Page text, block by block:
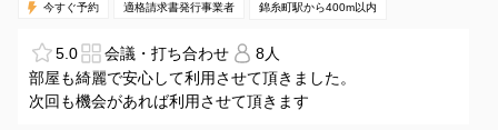
今すぐ予約 適格請求書発行事業者 錦糸町駅から400m以内
5.0 会議・打ち合わせ
8人
部屋も綺麗で安心して利用させて頂きました。
次回も機会があれば利用させて頂きます